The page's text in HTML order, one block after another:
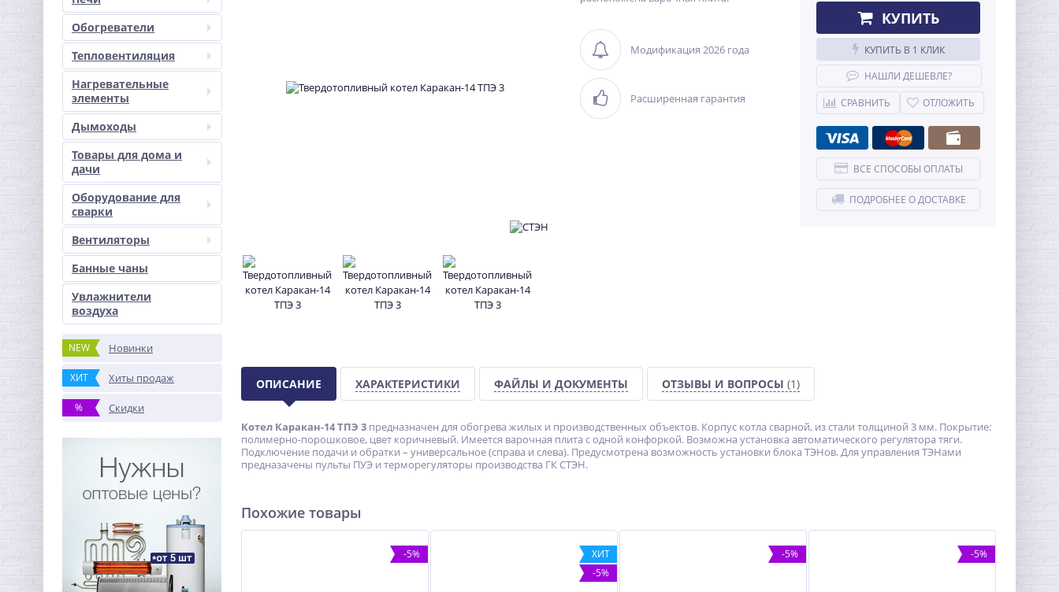
Обогреватели
Тепловентиляция
Нагревательные
элементы
Дымоходы
Товары для дома и
дачи
Оборудование для
сварки
Вентиляторы
Банные чаны
Увлажнители
воздуха
NEW Новинки
ХИТ Хиты продаж
% Скидки
Модификация 2026 года
Расширенная гарантия
КУПИТЬ
КУПИТЬ В 1 КЛИК
НАШЛИ ДЕШЕВЛЕ?
СРАВНИТЬ
ОТЛОЖИТЬ
ВСЕ СПОСОБЫ ОПЛАТЫ
ПОДРОБНЕЕ О ДОСТАВКЕ
ОПИСАНИЕ ХАРАКТЕРИСТИКИ ФАЙЛЫ И ДОКУМЕНТЫ ОТЗЫВЫ И ВОПРОСЫ (1)
Котел Каракан-14 ТПЭ 3 предназначен для обогрева жилых и производственных объектов. Корпус котла сварной, из стали толщиной 3 мм. Покрытие:
полимерно-порошковое, цвет коричневый. Имеется варочная плита с одной конфоркой. Возможна установка автоматического регулятора тяги.
Подключение подачи и обратки – универсальное (справа и слева). Предусмотрена возможность установки блока ТЭНов. Для управления ТЭНами
предназачены пульты ПУЭ и терморегуляторы производства ГК СТЭН.
Похожие товары
-5%
ХИТ
-5%
-5% -5%